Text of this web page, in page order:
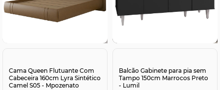
Cama Queen Flutuante Com
Cabeceira 160cm Lyra Sintético
Camel S05 - Mpozenato
Balcão Gabinete para pia sem
Tampo 150cm Marrocos Preto
- Lumil